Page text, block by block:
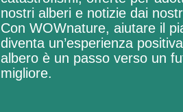
nostri alberi e notizie dai
Con WOWnature, aiutare il
diventa un’esperienza
albero è un passo verso un
migliore.